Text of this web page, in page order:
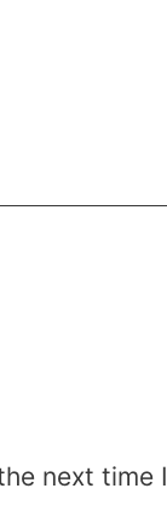
next time I